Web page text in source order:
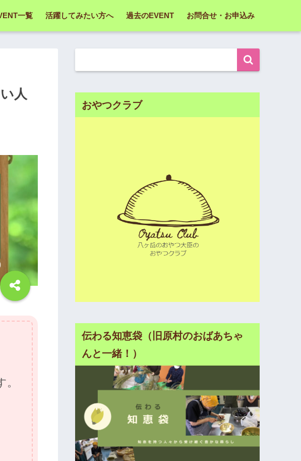
一覧 活躍してみたい方へ 過去のEVENT お問合せ・お申込み
人
おやつクラブ
伝わる知恵袋（旧原村のおばあちゃ
んと一緒！）